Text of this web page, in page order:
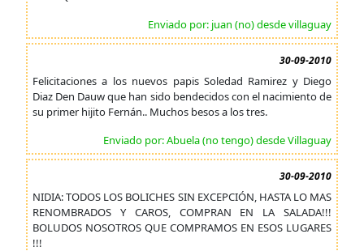
Enviado por: juan (no) desde villaguay
30-09-2010
Felicitaciones a los nuevos papis Soledad Ramirez y Diego
Diaz Den Dauw que han sido bendecidos con el nacimiento de
su primer hijito Fernán.. Muchos besos a los tres.
Enviado por: Abuela (no tengo) desde Villaguay
30-09-2010
NIDIA: TODOS LOS BOLICHES SIN EXCEPCIÓN, HASTA LO MAS
RENOMBRADOS Y CAROS, COMPRAN EN LA SALADA!!!
BOLUDOS NOSOTROS QUE COMPRAMOS EN ESOS LUGARES
!!!